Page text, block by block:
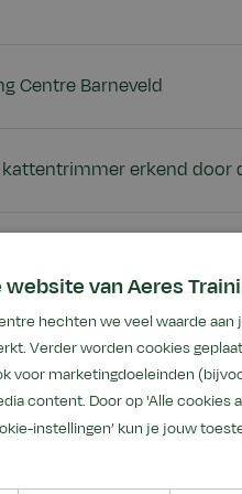
Centre Barneveld
erkend door
kattengedrag
van Aeres
hechten we veel waarde
Verder worden cookies
voor marketingdoeleinden
content. Door op 'Alle
instellingen’ kun je jouw